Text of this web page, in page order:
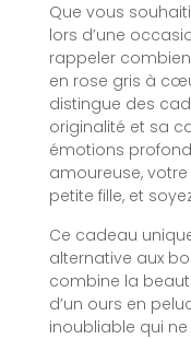
Que vous
lors d’une
rappeler
en rose gris à
distingue des
originalité et sa
émotions
amoureuse,
petite fille, et
Ce cadeau
alternative aux
combine la
d’un ours en
inoubliable qui